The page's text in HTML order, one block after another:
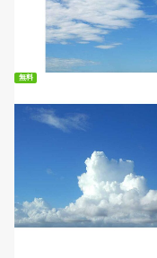
無料ダウンロード
無料
無料ダウンロード